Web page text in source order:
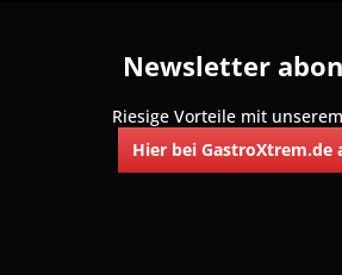
Newsletter
Riesige Vorteile mit
Hier bei GastroXtrem.de